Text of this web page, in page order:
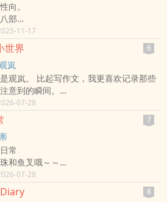
向。
部
氏症的爸爸
唉声叹气不唉声叹气地面对
有雷同纯属巧合，如小说中爸爸死，现
11-17
世界 6
岚
观岚。 比起写作文，我更喜欢记录那些
意到的瞬间。
窗外的雨声、便利商店架上最后一瓶饮
还有藏在大家笑容背后，那些没说出口
觉得生活很烦，也有很多搞不懂的问
来之后，好像就能稍微冷静一点了。
放这些心情的地方，如果你也刚好路
坐下来，陪我一起聊聊这些日常里的奇
07-28
7
常
和鱼叉哦～～
互动我会很开心
07-28
8